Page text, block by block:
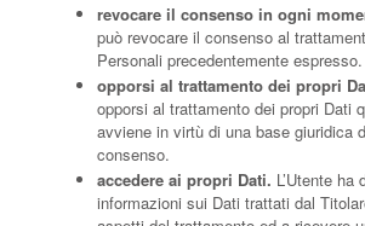
revocare il consenso in ogni
può revocare il consenso al
Personali precedentemente espresso.
opporsi al trattamento dei propri
opporsi al trattamento dei propri Dati
avviene in virtù di una base giuridica
consenso.
accedere ai propri Dati. L’Utente
informazioni sui Dati trattati dal